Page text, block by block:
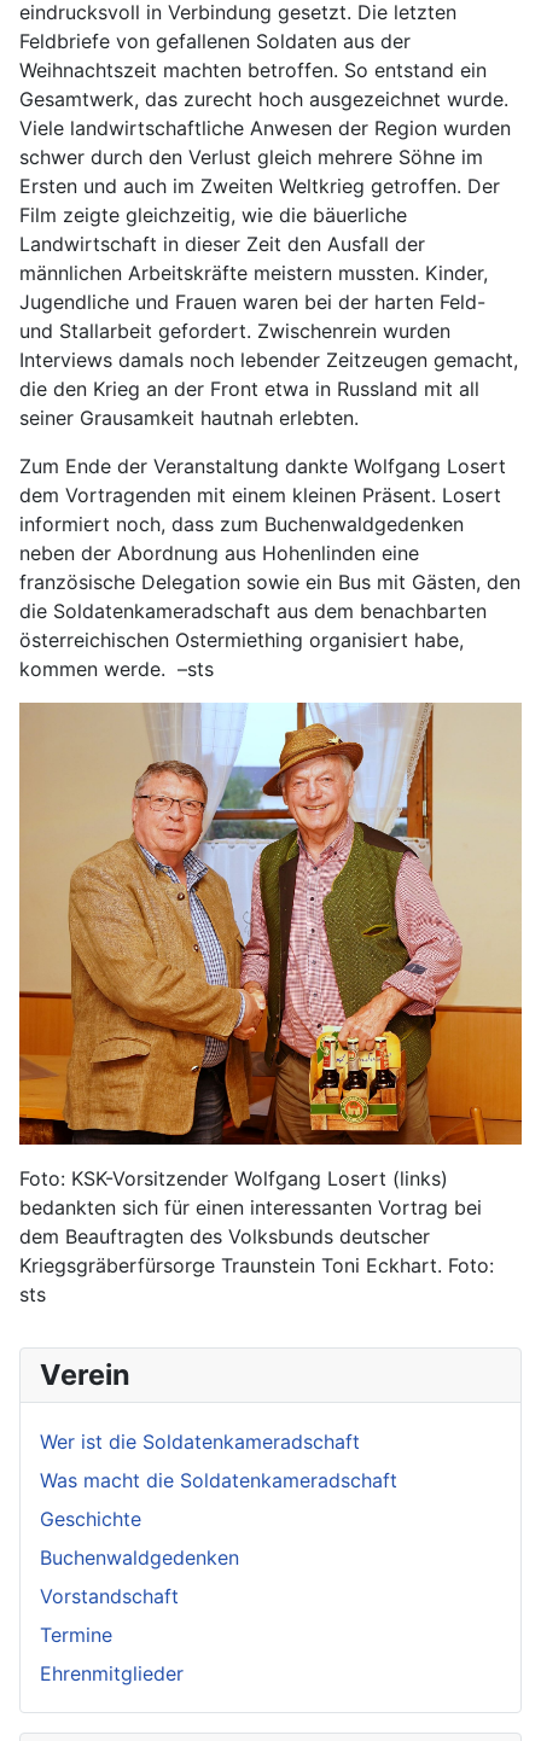
Verein
Wer ist die Soldatenkameradschaft
Was macht die Soldatenkameradschaft
Geschichte
Buchenwaldgedenken
Vorstandschaft
Termine
Ehrenmitglieder
eindrucksvoll in Verbindung gesetzt. Die letzten
Feldbriefe von gefallenen Soldaten aus der
Weihnachtszeit machten betroffen. So entstand ein
Gesamtwerk, das zurecht hoch ausgezeichnet wurde.
Viele landwirtschaftliche Anwesen der Region wurden
schwer durch den Verlust gleich mehrere Söhne im
Ersten und auch im Zweiten Weltkrieg getroffen. Der
Film zeigte gleichzeitig, wie die bäuerliche
Landwirtschaft in dieser Zeit den Ausfall der
männlichen Arbeitskräfte meistern mussten. Kinder,
Jugendliche und Frauen waren bei der harten Feld-
und Stallarbeit gefordert. Zwischenrein wurden
Interviews damals noch lebender Zeitzeugen gemacht,
die den Krieg an der Front etwa in Russland mit all
seiner Grausamkeit hautnah erlebten.
Zum Ende der Veranstaltung dankte Wolfgang Losert
dem Vortragenden mit einem kleinen Präsent. Losert
informiert noch, dass zum Buchenwaldgedenken
neben der Abordnung aus Hohenlinden eine
französische Delegation sowie ein Bus mit Gästen, den
die Soldatenkameradschaft aus dem benachbarten
österreichischen Ostermiething organisiert habe,
kommen werde. –sts
Foto: KSK-Vorsitzender Wolfgang Losert (links)
bedankten sich für einen interessanten Vortrag bei
dem Beauftragten des Volksbunds deutscher
Kriegsgräberfürsorge Traunstein Toni Eckhart. Foto:
sts